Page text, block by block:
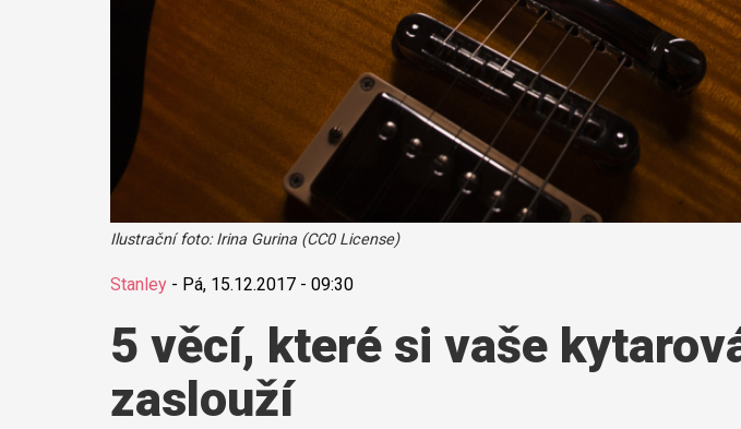
Ilustrační foto: Irina Gurina (CC0 License)
Stanley- Pá, 15.12.2017 - 09:30
5 věcí, které si vaše
zaslouží